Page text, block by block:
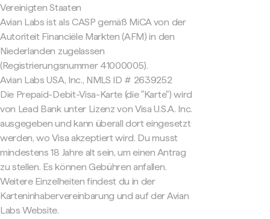
Vereinigten Staaten
Avian Labs ist als CASP gemäß MiCA von der
Autoriteit Financiële Markten (AFM) in den
Niederlanden zugelassen
(Registrierungsnummer 41000005).
Avian Labs USA, Inc., NMLS ID # 2639252
Die Prepaid-Debit-Visa-Karte (die "Karte") wird
von Lead Bank unter Lizenz von Visa U.S.A. Inc.
ausgegeben und kann überall dort eingesetzt
werden, wo Visa akzeptiert wird. Du musst
mindestens 18 Jahre alt sein, um einen Antrag
zu stellen. Es können Gebühren anfallen.
Weitere Einzelheiten findest du in der
Karteninhabervereinbarung und auf der Avian
Labs Website.